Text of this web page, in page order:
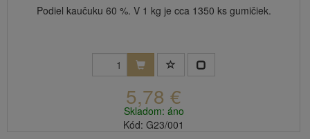
Podiel kaučuku 60 %. V 1 kg je cca 1350 ks gumičiek.
5,78 €
Skladom: áno
Kód: G23/001